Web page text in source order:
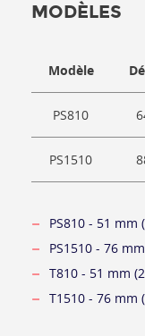
MODÈLES
Modèle
PS810
PS1510
PS810 - 51
PS1510 - 76
T810 - 51 mm
T1510 - 76 mm